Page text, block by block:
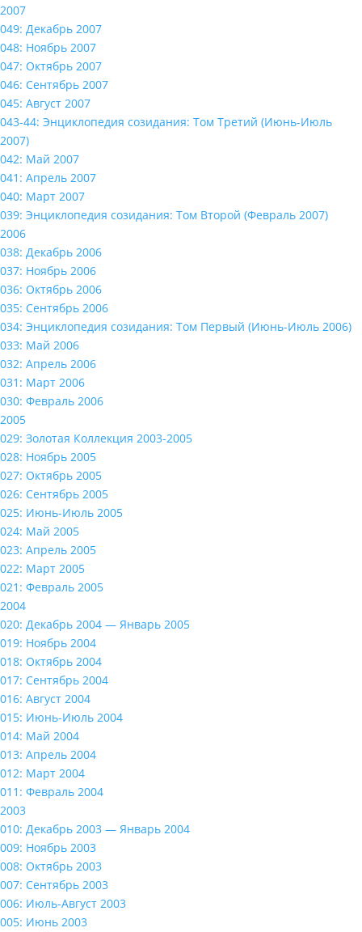
2007
049: Декабрь 2007
048: Ноябрь 2007
047: Октябрь 2007
046: Сентябрь 2007
045: Август 2007
043-44: Энциклопедия созидания: Том Третий (Июнь-Июль
2007)
042: Май 2007
041: Апрель 2007
040: Март 2007
039: Энциклопедия созидания: Том Второй (Февраль 2007)
2006
038: Декабрь 2006
037: Ноябрь 2006
036: Октябрь 2006
035: Сентябрь 2006
034: Энциклопедия созидания: Том Первый (Июнь-Июль 2006)
033: Май 2006
032: Апрель 2006
031: Март 2006
030: Февраль 2006
2005
029: Золотая Коллекция 2003-2005
028: Ноябрь 2005
027: Октябрь 2005
026: Сентябрь 2005
025: Июнь-Июль 2005
024: Май 2005
023: Апрель 2005
022: Март 2005
021: Февраль 2005
2004
020: Декабрь 2004 — Январь 2005
019: Ноябрь 2004
018: Октябрь 2004
017: Сентябрь 2004
016: Август 2004
015: Июнь-Июль 2004
014: Май 2004
013: Апрель 2004
012: Март 2004
011: Февраль 2004
2003
010: Декабрь 2003 — Январь 2004
009: Ноябрь 2003
008: Октябрь 2003
007: Сентябрь 2003
006: Июль-Август 2003
005: Июнь 2003